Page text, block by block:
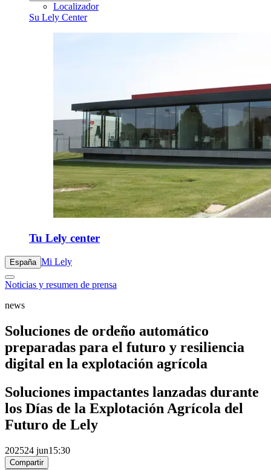
Localizador
Su Lely Center
Tu Lely center
España Mi Lely
Noticias y resumen de prensa
news
Soluciones de ordeño automático
preparadas para el futuro y resiliencia
digital en la explotación agrícola
Soluciones impactantes lanzadas durante
los Días de la Explotación Agrícola del
Futuro de Lely
202524 jun15:30
Compartir